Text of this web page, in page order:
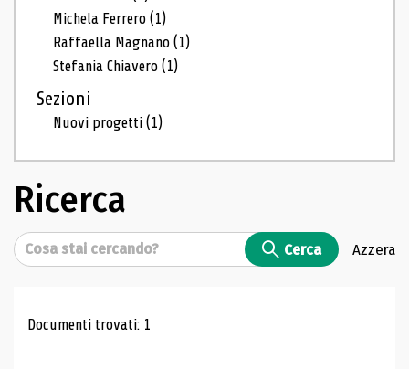
Michela Ferrero(1)
Raffaella Magnano(1)
Stefania Chiavero(1)
Sezioni
Nuovi progetti(1)
Ricerca
Cerca Cerca Azzera
Risultati di ricerca
Documenti trovati: 1